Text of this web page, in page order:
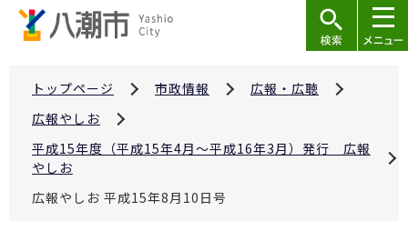
トップページ 市政情報
広報・広聴
広報やしお
平成15年度（平成15年4月～平成16年3月）発行 広報
やしお
広報やしお 平成15年8月10日号